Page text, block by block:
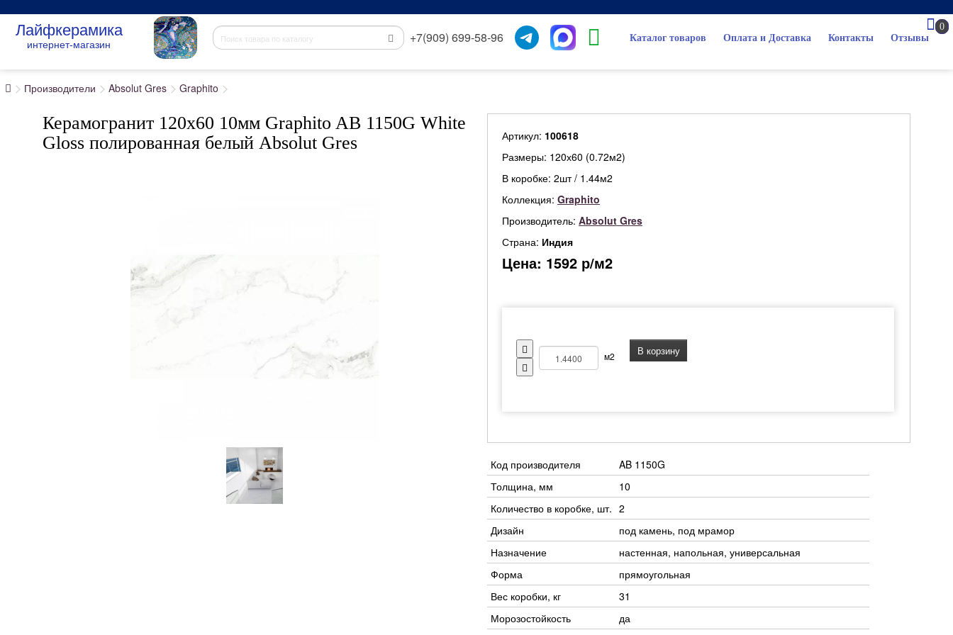
Лайфкерамика
интернет-магазин +7(909) 699-58-96 Каталог товаров Оплата и Доставка Контакты Отзывы
0
Производители Absolut Gres Graphito
Керамогранит 120x60 10мм Graphito AB 1150G White
Gloss полированная белый Absolut Gres
Артикул: 100618
Размеры: 120х60 (0.72м2)
В коробке: 2шт / 1.44м2
Коллекция: Graphito
Производитель: Absolut Gres
Страна: Индия
Цена: 1592 р/м2
м2 В корзину
Код производителя
AB 1150G
Толщина, мм
10
Количество в коробке, шт. 2
Дизайн
под камень, под мрамор
Назначение
настенная, напольная, универсальная
Форма
прямоугольная
Вес коробки, кг
31
Морозостойкость
да